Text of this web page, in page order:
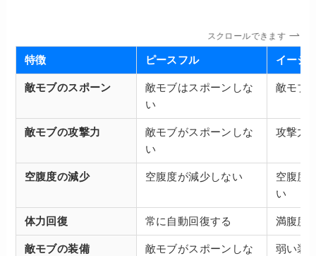
スクロールできます
特徴 ピースフル イージ
敵モブのスポーン
敵モブはスポーンしな
い
敵モブ
敵モブの攻撃力
敵モブがスポーンしな
い
攻撃力
空腹度の減少 空腹度が減少しない
空腹度
い
体力回復 常に自動回復する 満腹度
敵モブの装備
敵モブがスポーンしな
弱い装